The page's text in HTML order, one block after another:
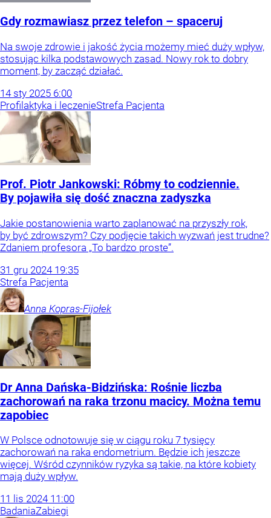
Gdy rozmawiasz przez telefon – spaceruj
Na swoje zdrowie i jakość życia możemy mieć duży wpływ,
stosując kilka podstawowych zasad. Nowy rok to dobry
moment, by zacząć działać.
14 sty 2025 6:00
Profilaktyka i leczenieStrefa Pacjenta
Prof. Piotr Jankowski: Róbmy to codziennie.
By pojawiła się dość znaczna zadyszka
Jakie postanowienia warto zaplanować na przyszły rok,
by być zdrowszym? Czy podjęcie takich wyzwań jest trudne?
Zdaniem profesora „To bardzo proste”.
31 gru 2024 19:35
Strefa Pacjenta
Anna Kopras-Fijołek
Dr Anna Dańska-Bidzińska: Rośnie liczba
zachorowań na raka trzonu macicy. Można temu
zapobiec
W Polsce odnotowuje się w ciągu roku 7 tysięcy
zachorowań na raka endometrium. Będzie ich jeszcze
więcej. Wśród czynników ryzyka są takie, na które kobiety
mają duży wpływ.
11 lis 2024 11:00
BadaniaZabiegi